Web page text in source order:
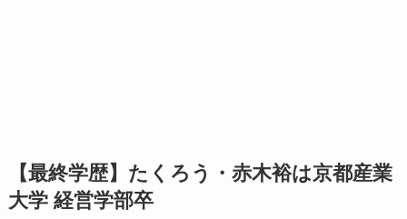
【最終学歴】たくろう・赤木裕は京都産業
大学 経営学部卒